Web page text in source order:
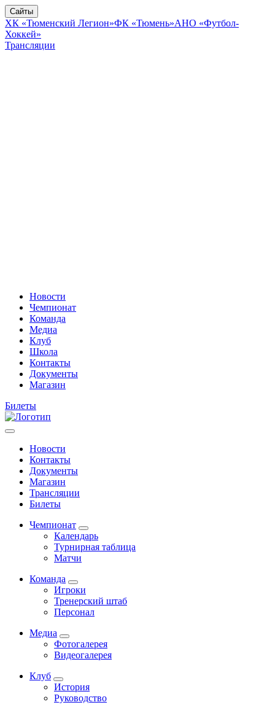
Сайты
ХК «Тюменский Легион»ФК «Тюмень»АНО «Футбол-
Хоккей»
Трансляции
Новости
Чемпионат
Команда
Медиа
Клуб
Школа
Контакты
Документы
Магазин
Билеты
Новости
Контакты
Документы
Магазин
Трансляции
Билеты
Чемпионат
Календарь
Турнирная таблица
Матчи
Команда
Игроки
Тренерский штаб
Персонал
Медиа
Фотогалерея
Видеогалерея
Клуб
История
Руководство